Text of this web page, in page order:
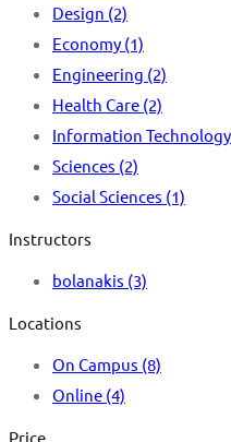
Design (2)
Economy (1)
Engineering (2)
Health Care (2)
Information Technology
Sciences (2)
Social Sciences (1)
Instructors
bolanakis (3)
Locations
On Campus (8)
Online (4)
Price